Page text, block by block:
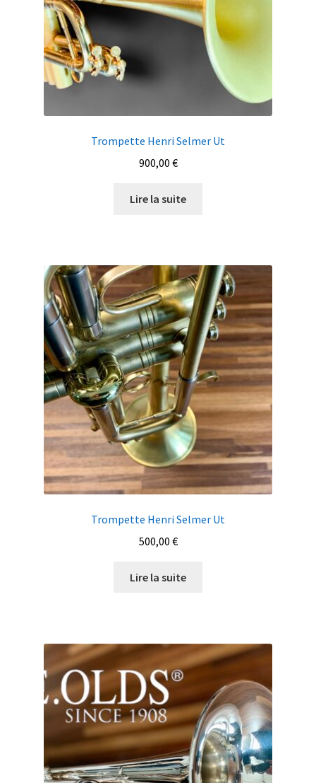
Trompette Henri Selmer Ut
900,00 €
Lire la suite
Trompette Henri Selmer Ut
500,00 €
Lire la suite